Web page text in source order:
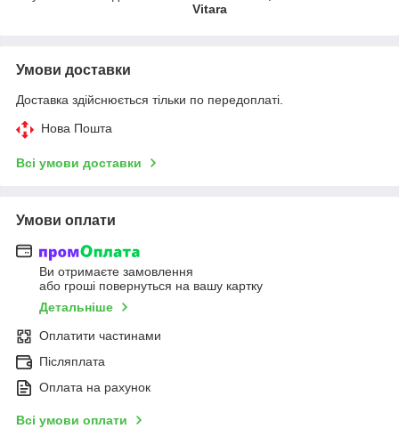
Vitara
Умови доставки
Доставка здійснюється тільки по передоплаті.
Нова Пошта
Всі умови доставки
Умови оплати
Ви отримаєте замовлення
або гроші повернуться на вашу картку
Детальніше
Оплатити частинами
Післяплата
Оплата на рахунок
Всі умови оплати